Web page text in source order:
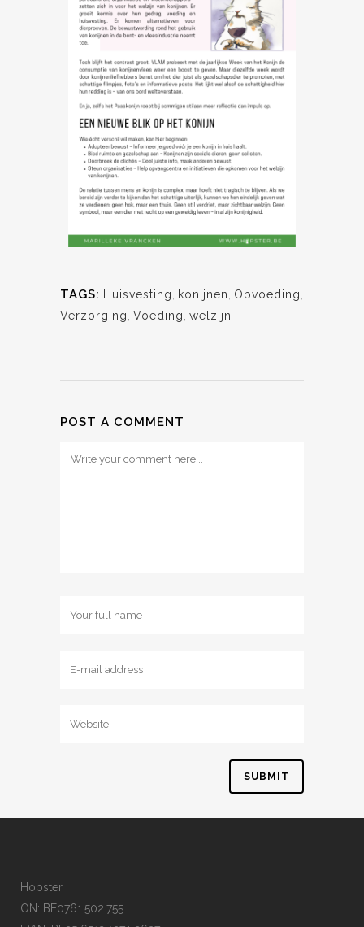
TAGS: Huisvesting konijnen Opvoeding
Verzorging Voeding welzijn
POST A COMMENT
Hopster
ON: BE0761.502.755